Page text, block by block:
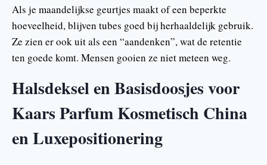
Als je maandelijkse geurtjes maakt of een beperkte
hoeveelheid, blijven tubes goed bij herhaaldelijk gebruik.
Ze zien er ook uit als een “aandenken”, wat de retentie
ten goede komt. Mensen gooien ze niet meteen weg.
Halsdeksel en Basisdoosjes voor
Kaars Parfum Kosmetisch China
en Luxepositionering